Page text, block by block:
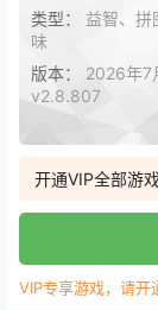
类型： 益智、拼
味
版本： 2026年7
v2.8.807
开通VIP全部游
VIP专享游戏，请开